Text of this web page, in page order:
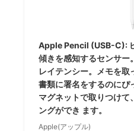
Apple Pencil (USB-C):
傾きを感知するセンサー
レイテンシー。メモを取
書類に署名をするのにぴ
マグネットで取りつけて
ングができ ます。
Apple(アップル)